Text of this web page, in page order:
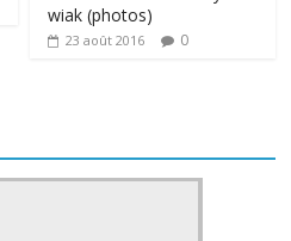
wiak (photos)
23 août 2016 0